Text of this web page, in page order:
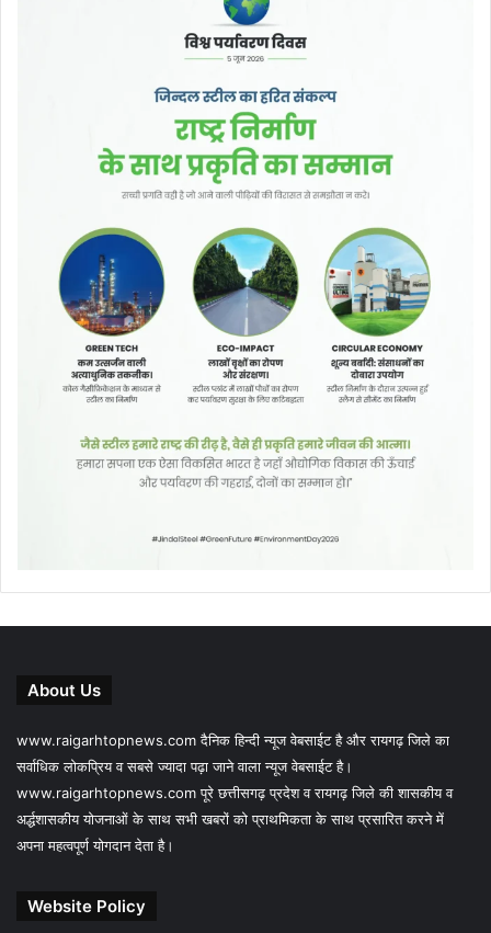
About Us
www.raigarhtopnews.com दैनिक हिन्दी न्यूज वेबसाईट है और रायगढ़ जिले का
सर्वाधिक लोकप्रिय व सबसे ज्यादा पढ़ा जाने वाला न्यूज वेबसाईट है।
www.raigarhtopnews.com पूरे छत्तीसगढ़ प्रदेश व रायगढ़ जिले की शासकीय व
अर्द्धशासकीय योजनाओं के साथ सभी खबरों को प्राथमिकता के साथ प्रसारित करने में
अपना महत्वपूर्ण योगदान देता है।
Website Policy